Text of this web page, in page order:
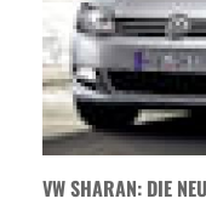
VW SHARAN: DIE